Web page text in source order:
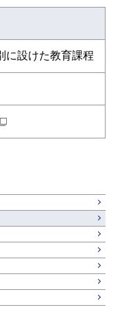
ース
技術コース
ース
越コース
ス
情報コース
技術コース
越コース
越コース
コース
コース
ース
情報コース
ングデザイン
ース
越コース
学コース
系
ン科学コース
技術コース
課程
職学位課程
に設けた教育課程